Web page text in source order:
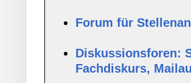
Forum für
Diskussionsforen:
Fachdiskurs,